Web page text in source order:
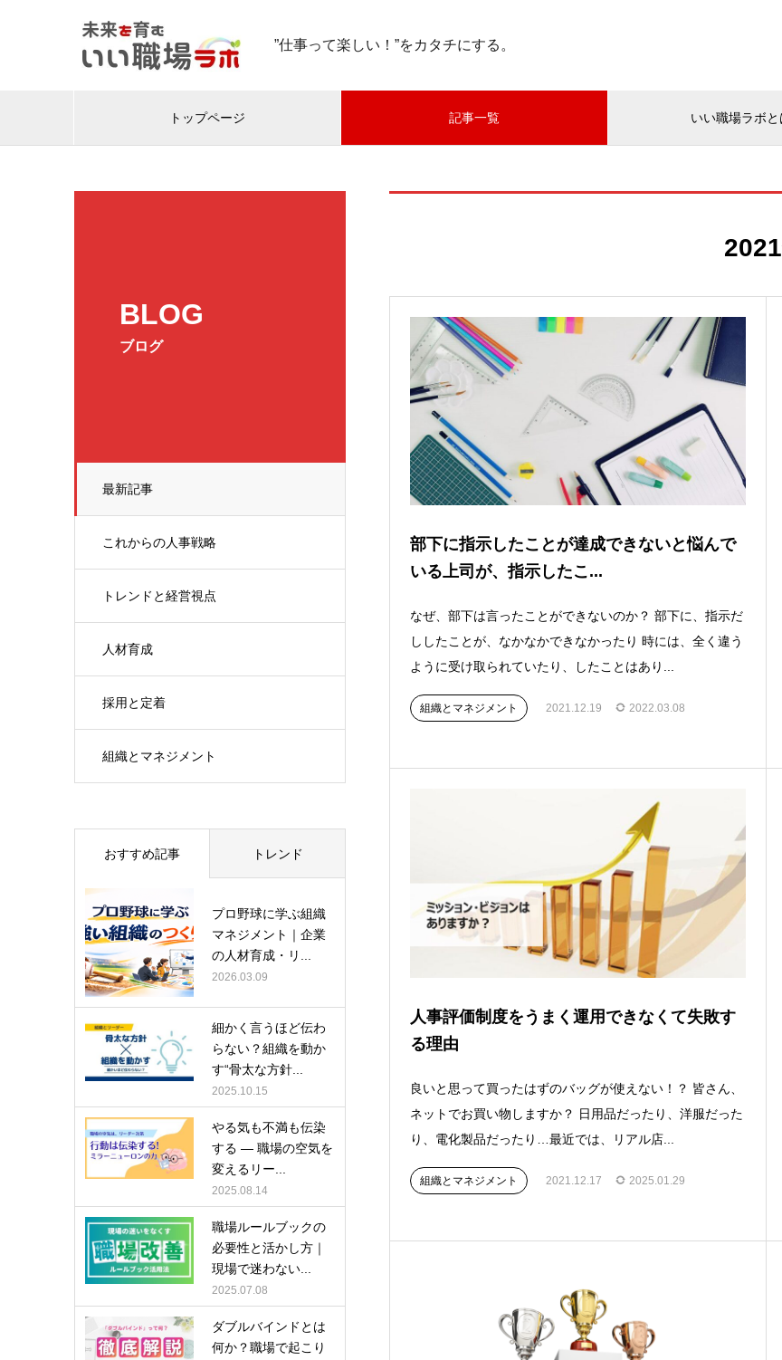
”仕事って楽しい！”をカタチにする。
トップページ 記事一覧 いい職場ラボと
BLOG
ブログ
最新記事
これからの人事戦略
トレンドと経営視点
人材育成
採用と定着
組織とマネジメント
部下に指示したことが達成できないと悩んで
いる上司が、指示したこ...
なぜ、部下は言ったことができないのか？ 部下に、指示だ
ししたことが、なかなかできなかったり 時には、全く違う
ように受け取られていたり、したことはあり...
組織とマネジメント 2021.12.19 2022.03.08
人事評価制度をうまく運用できなくて失敗す
る理由
良いと思って買ったはずのバッグが使えない！？ 皆さん、
ネットでお買い物しますか？ 日用品だったり、洋服だった
り、電化製品だったり…最近では、リアル店...
組織とマネジメント 2021.12.17 2025.01.29
おすすめ記事 トレンド
プロ野球に学ぶ組織
マネジメント｜企業
の人材育成・リ...
2026.03.09
細かく言うほど伝わ
らない？組織を動か
す“骨太な方針...
2025.10.15
やる気も不満も伝染
する ― 職場の空気を
変えるリー...
2025.08.14
職場ルールブックの
必要性と活かし方｜
現場で迷わない...
2025.07.08
ダブルバインドとは
何か？職場で起こり